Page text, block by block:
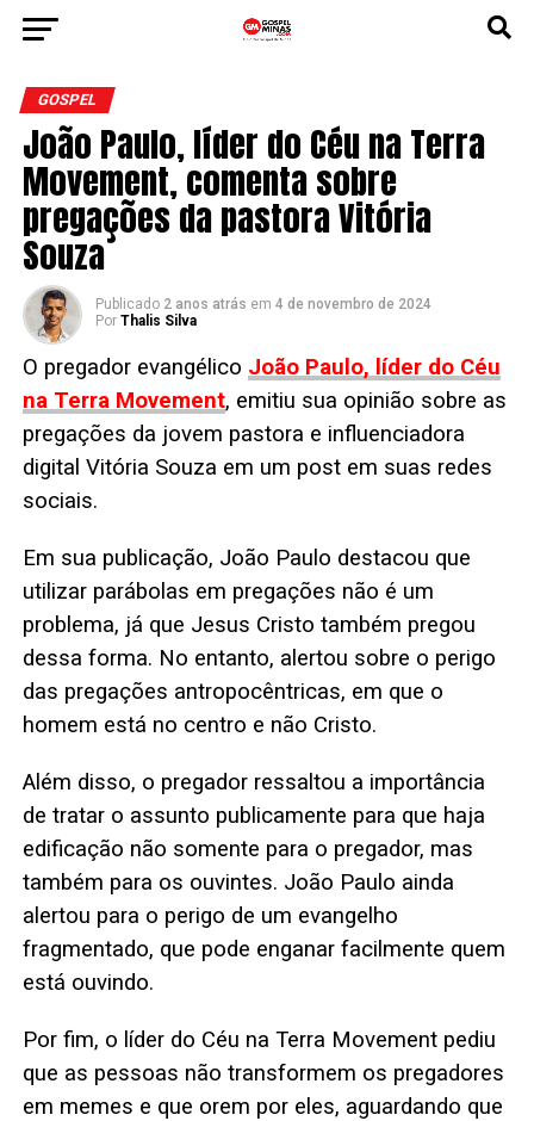
GOSPEL
João Paulo, líder do Céu na Terra
Movement, comenta sobre
pregações da pastora Vitória
Souza
Publicado 2 anos atrás em 4 de novembro de 2024
Por Thalis Silva
O pregador evangélico João Paulo, líder do Céu
na Terra Movement, emitiu sua opinião sobre as
pregações da jovem pastora e influenciadora
digital Vitória Souza em um post em suas redes
sociais.
Em sua publicação, João Paulo destacou que
utilizar parábolas em pregações não é um
problema, já que Jesus Cristo também pregou
dessa forma. No entanto, alertou sobre o perigo
das pregações antropocêntricas, em que o
homem está no centro e não Cristo.
Além disso, o pregador ressaltou a importância
de tratar o assunto publicamente para que haja
edificação não somente para o pregador, mas
também para os ouvintes. João Paulo ainda
alertou para o perigo de um evangelho
fragmentado, que pode enganar facilmente quem
está ouvindo.
Por fim, o líder do Céu na Terra Movement pediu
que as pessoas não transformem os pregadores
em memes e que orem por eles, aguardando que